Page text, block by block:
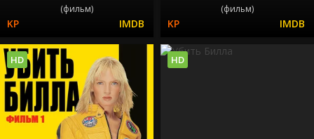
(фильм) (фильм)
HD HD